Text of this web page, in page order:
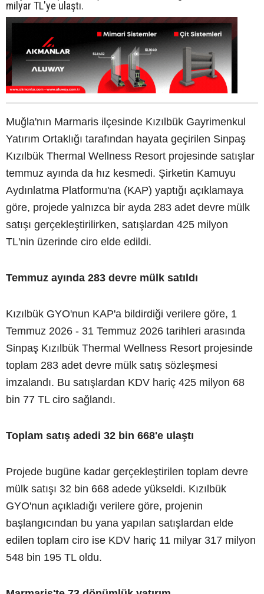
milyar TL'ye ulaştı.
Muğla'nın Marmaris ilçesinde Kızılbük Gayrimenkul
Yatırım Ortaklığı tarafından hayata geçirilen Sinpaş
Kızılbük Thermal Wellness Resort projesinde satışlar
temmuz ayında da hız kesmedi. Şirketin Kamuyu
Aydınlatma Platformu'na (KAP) yaptığı açıklamaya
göre, projede yalnızca bir ayda 283 adet devre mülk
satışı gerçekleştirilirken, satışlardan 425 milyon
TL'nin üzerinde ciro elde edildi.
Temmuz ayında 283 devre mülk satıldı
Kızılbük GYO'nun KAP'a bildirdiği verilere göre, 1
Temmuz 2026 - 31 Temmuz 2026 tarihleri arasında
Sinpaş Kızılbük Thermal Wellness Resort projesinde
toplam 283 adet devre mülk satış sözleşmesi
imzalandı. Bu satışlardan KDV hariç 425 milyon 68
bin 77 TL ciro sağlandı.
Toplam satış adedi 32 bin 668'e ulaştı
Projede bugüne kadar gerçekleştirilen toplam devre
mülk satışı 32 bin 668 adede yükseldi. Kızılbük
GYO'nun açıkladığı verilere göre, projenin
başlangıcından bu yana yapılan satışlardan elde
edilen toplam ciro ise KDV hariç 11 milyar 317 milyon
548 bin 195 TL oldu.